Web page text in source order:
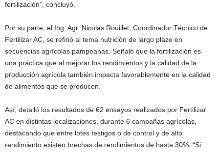
fertilización”, concluyó.
Por su parte, el Ing. Agr. Nicolás Rouillet, Coordinador Técnico de
Fertilizar AC, se refirió al tema nutrición de largo plazo en
secuencias agrícolas pampeanas. Señaló que la fertilización es
una práctica que al mejorar los rendimientos y la calidad de la
producción agrícola también impacta favorablemente en la calidad
de alimentos que se producen.
Así, detalló los resultados de 62 ensayos realizados por Fertilizar
AC en distintas localizaciones, durante 6 campañas agrícolas,
destacando que entre lotes testigos o de control y de alto
rendimiento existen brechas de rendimientos de hasta 30%. “Si